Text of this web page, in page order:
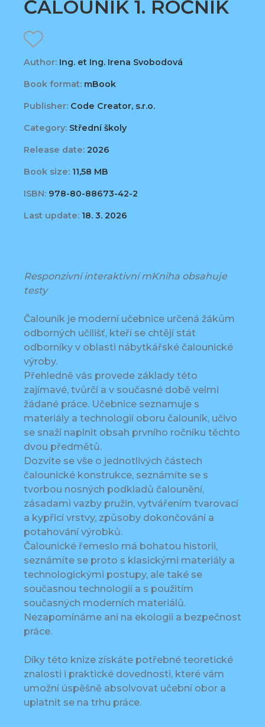
ČALOUNÍK 1. ROČNÍK
Author: Ing. et Ing. Irena Svobodová
Book format: mBook
Publisher: Code Creator, s.r.o.
Category: Střední školy
Release date: 2026
Book size: 11,58 MB
ISBN: 978-80-88673-42-2
Last update: 18. 3. 2026
Responzivní interaktivní mKniha obsahuje
testy
Čalouník je moderní učebnice určená žákům
odborných učilišť, kteří se chtějí stát
odborníky v oblasti nábytkářské čalounické
výroby.
Přehledně vás provede základy této
zajímavé, tvůrčí a v současné době velmi
žádané práce. Učebnice seznamuje s
materiály a technologií oboru čalouník, učivo
se snaží naplnit obsah prvního ročníku těchto
dvou předmětů.
Dozvíte se vše o jednotlivých částech
čalounické konstrukce, seznámíte se s
tvorbou nosných podkladů čalounění,
zásadami vazby pružin, vytvářením tvarovací
a kypřicí vrstvy, způsoby dokončování a
potahování výrobků.
Čalounické řemeslo má bohatou historii,
seznámíte se proto s klasickými materiály a
technologickými postupy, ale také se
současnou technologií a s použitím
současných moderních materiálů.
Nezapomínáme ani na ekologii a bezpečnost
práce.
Díky této knize získáte potřebné teoretické
znalosti i praktické dovednosti, které vám
umožní úspěšně absolvovat učební obor a
uplatnit se na trhu práce.